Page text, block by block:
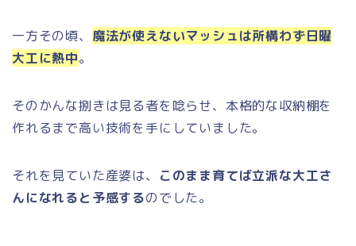
一方その頃、 魔法が使えないマッシュは所構わず日曜
大工に熱中。
そのかんな捌きは見る者を唸らせ、本格的な収納棚を
作れるまで高い技術を手にしていました。
それを見ていた産婆は、 このまま育てば立派な大工さ
んになれると予感するのでした。